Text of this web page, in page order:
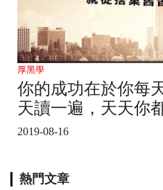
厚黑學
你的成功在於你每
天讀一遍，天天你
2019-08-16
熱門文章